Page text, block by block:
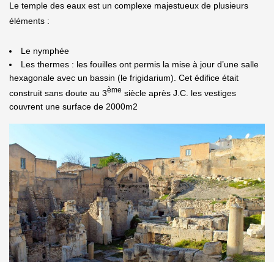
Le temple des eaux est un complexe majestueux de plusieurs
éléments :
Le nymphée
Les thermes : les fouilles ont permis la mise à jour d’une salle
hexagonale avec un bassin (le frigidarium). Cet édifice était
construit sans doute au 3ème siècle après J.C. les vestiges
couvrent une surface de 2000m2